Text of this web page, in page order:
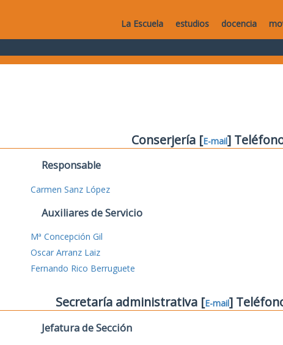
La Escuela estudios docencia
Conserjería [E-mail]
Responsable
Carmen Sanz López
Auxiliares de Servicio
Mª Concepción Gil
Oscar Arranz Laiz
Fernando Rico Berruguete
Secretaría administrativa [E-mail]
Jefatura de Sección